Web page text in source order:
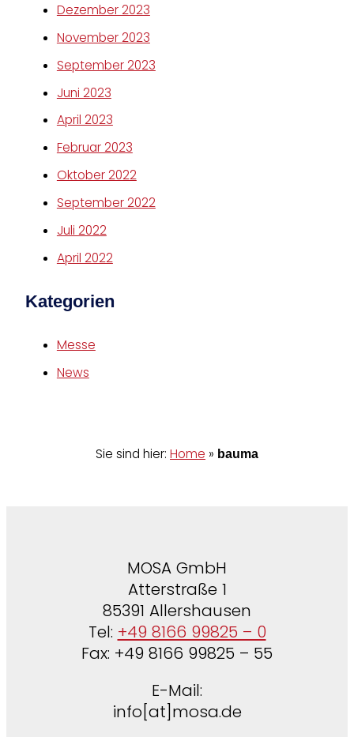
Dezember 2023
November 2023
September 2023
Juni 2023
April 2023
Februar 2023
Oktober 2022
September 2022
Juli 2022
April 2022
Kategorien
Messe
News
Sie sind hier: Home » bauma
MOSA GmbH
Atterstraße 1
85391 Allershausen
Tel: +49 8166 99825 – 0
Fax: +49 8166 99825 – 55
E-Mail:
info[at]mosa.de